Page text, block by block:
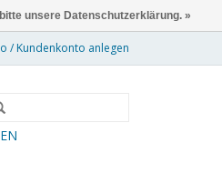
/ Kundenkonto anlegen
unsere Datenschutzerklärung. »